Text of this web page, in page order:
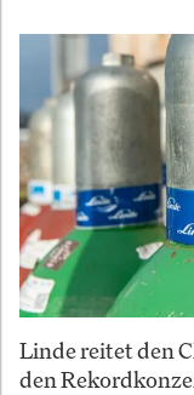
Linde reitet den
den